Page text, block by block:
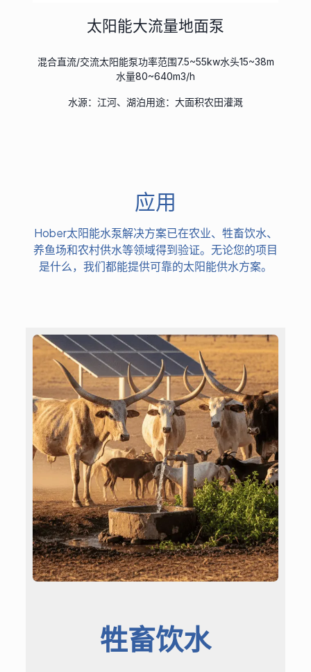
太阳能大流量地面泵
混合直流/交流太阳能泵功率范围7.5~55kw水头15~38m
水量80~640m3/h
水源：江河、湖泊用途：大面积农田灌溉
应用
Hober太阳能水泵解决方案已在农业、牲畜饮水、
养鱼场和农村供水等领域得到验证。无论您的项目
是什么，我们都能提供可靠的太阳能供水方案。
牲畜饮水